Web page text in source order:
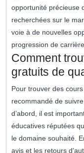
opportunité précieuse
recherchées sur le
voie à de nouvelles
progression de
Comment
gratuits de
Pour trouver des
recommandé de
d’abord, il est
éducatives réputées
le domaine souhaité.
avis et les retours